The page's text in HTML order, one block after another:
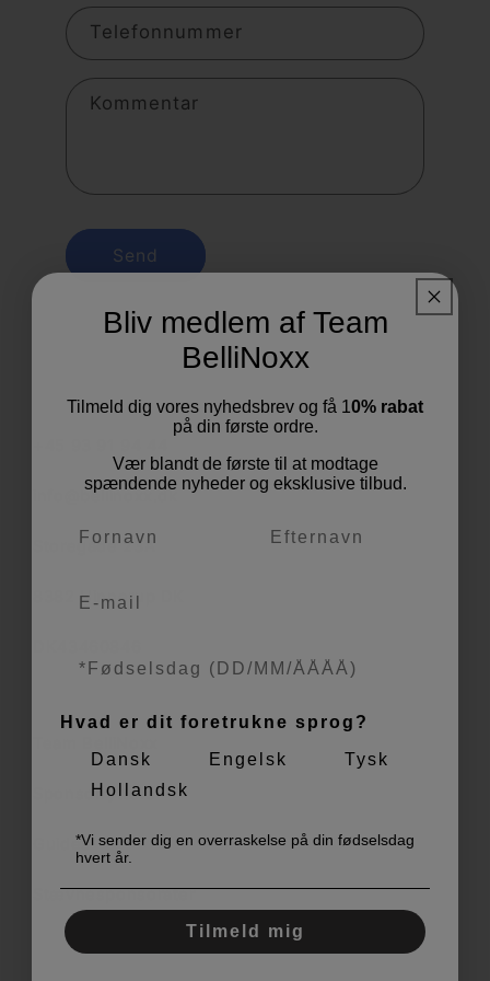
k
f
m
l
a
Telefonnummer
Kommentar
Send
info@bellinoxx.dk
Storegade 23A
8382 Hinnerup DK
Sponsorryttere
Guides
Stævnesponsorater
Bliv medlem af Team
BelliNoxx
Tilmeld dig vores nyhedsbrev og få 10% rabat
på din første ordre.
Vær blandt de første til at modtage
spændende nyheder og eksklusive tilbud.
Hvad er dit foretrukne sprog?
Dansk
Engelsk
Tysk
Hollandsk
*Vi sender dig en overraskelse på din fødselsdag
hvert år.
Tilmeld mig